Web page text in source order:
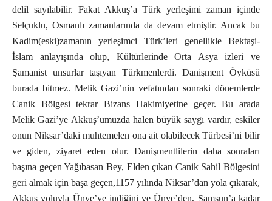
delil sayılabilir. Fakat Akkuş’a Türk yerleşimi zaman içinde
Selçuklu, Osmanlı zamanlarında da devam etmiştir. Ancak bu
Kadim(eski)zamanın yerleşimci Türk’leri genellikle Bektaşi-
İslam anlayışında olup, Kültürlerinde Orta Asya izleri ve
Şamanist unsurlar taşıyan Türkmenlerdi. Danişment Öyküsü
burada bitmez. Melik Gazi’nin vefatından sonraki dönemlerde
Canik Bölgesi tekrar Bizans Hakimiyetine geçer. Bu arada
Melik Gazi’ye Akkuş’umuzda halen büyük saygı vardır, eskiler
onun Niksar’daki muhtemelen ona ait olabilecek Türbesi’ni bilir
ve giden, ziyaret eden olur. Danişmentlilerin daha sonraları
başına geçen Yağıbasan Bey, Elden çıkan Canik Sahil Bölgesini
geri almak için başa geçen,1157 yılında Niksar’dan yola çıkarak,
Akkuş yoluyla Ünye’ye indiğini ve Ünye’den, Samsun’a kadar